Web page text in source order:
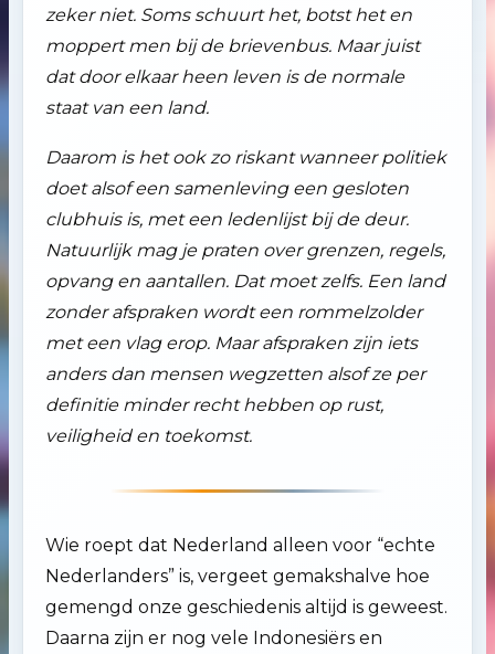
zeker niet. Soms schuurt het, botst het en
moppert men bij de brievenbus. Maar juist
dat door elkaar heen leven is de normale
staat van een land.
Daarom is het ook zo riskant wanneer politiek
doet alsof een samenleving een gesloten
clubhuis is, met een ledenlijst bij de deur.
Natuurlijk mag je praten over grenzen, regels,
opvang en aantallen. Dat moet zelfs. Een land
zonder afspraken wordt een rommelzolder
met een vlag erop. Maar afspraken zijn iets
anders dan mensen wegzetten alsof ze per
definitie minder recht hebben op rust,
veiligheid en toekomst.
Wie roept dat Nederland alleen voor “echte
Nederlanders” is, vergeet gemakshalve hoe
gemengd onze geschiedenis altijd is geweest.
Daarna zijn er nog vele Indonesiërs en